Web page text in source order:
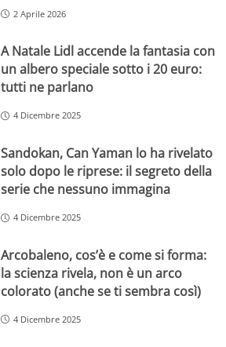
2 Aprile 2026
A Natale Lidl accende la fantasia con
un albero speciale sotto i 20 euro:
tutti ne parlano
4 Dicembre 2025
Sandokan, Can Yaman lo ha rivelato
solo dopo le riprese: il segreto della
serie che nessuno immagina
4 Dicembre 2025
Arcobaleno, cos’è e come si forma:
la scienza rivela, non è un arco
colorato (anche se ti sembra così)
4 Dicembre 2025